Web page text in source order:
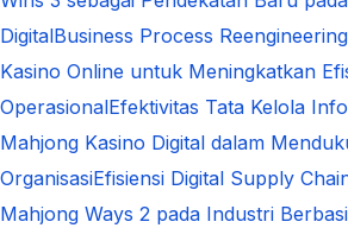
DigitalBusiness Process
Kasino Online untuk Meningkatkan
OperasionalEfektivitas Tata Kelola
Mahjong Kasino Digital dalam
OrganisasiEfisiensi Digital Supply
Mahjong Ways 2 pada Industri